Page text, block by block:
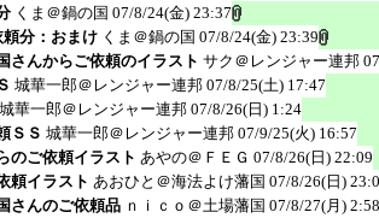
くま＠鍋の国 07/8/24(金) 23:37
分：おまけ くま＠鍋の国 07/8/24(金) 23:39
さんからご依頼のイラスト サク＠レンジャー連邦
城華一郎＠レンジャー連邦 07/8/25(土) 17:47
城華一郎＠レンジャー連邦 07/8/26(日) 1:24
ＳＳ 城華一郎＠レンジャー連邦 07/9/25(火) 16:57
のご依頼イラスト あやの＠ＦＥＧ 07/8/26(日) 22:09
頼イラスト あおひと＠海法よけ藩国 07/8/26(日)
さんのご依頼品 ｎｉｃｏ＠土場藩国 07/8/27(月) 2:58